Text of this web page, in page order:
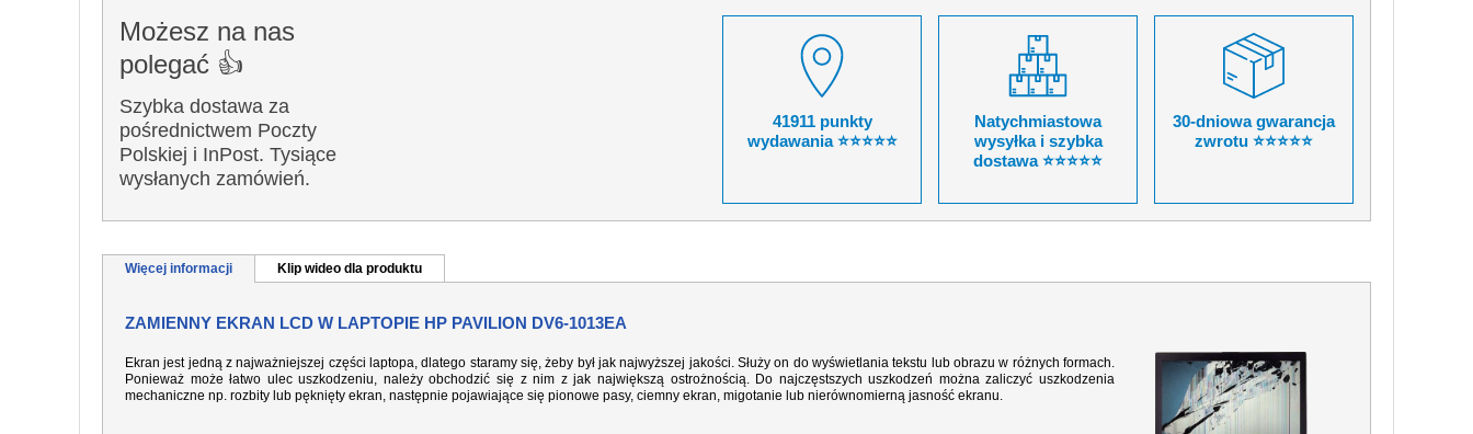
Możesz na nas
polegać 👍
Szybka dostawa za
pośrednictwem Poczty
Polskiej i InPost. Tysiące
wysłanych zamówień.
41911 punkty
wydawania ⭐⭐⭐⭐⭐
Natychmiastowa
wysyłka i szybka
dostawa ⭐⭐⭐⭐⭐
30-dniowa gwarancja
zwrotu ⭐⭐⭐⭐⭐
Więcej informacji Klip wideo dla produktu
ZAMIENNY EKRAN LCD W LAPTOPIE HP PAVILION DV6-1013EA
Ekran jest jedną z najważniejszej części laptopa, dlatego staramy się, żeby był jak najwyższej jakości. Służy on do wyświetlania tekstu lub obrazu w różnych formach.
Ponieważ może łatwo ulec uszkodzeniu, należy obchodzić się z nim z jak największą ostrożnością. Do najczęstszych uszkodzeń można zaliczyć uszkodzenia
mechaniczne np. rozbity lub pęknięty ekran, następnie pojawiające się pionowe pasy, ciemny ekran, migotanie lub nierównomierną jasność ekranu.